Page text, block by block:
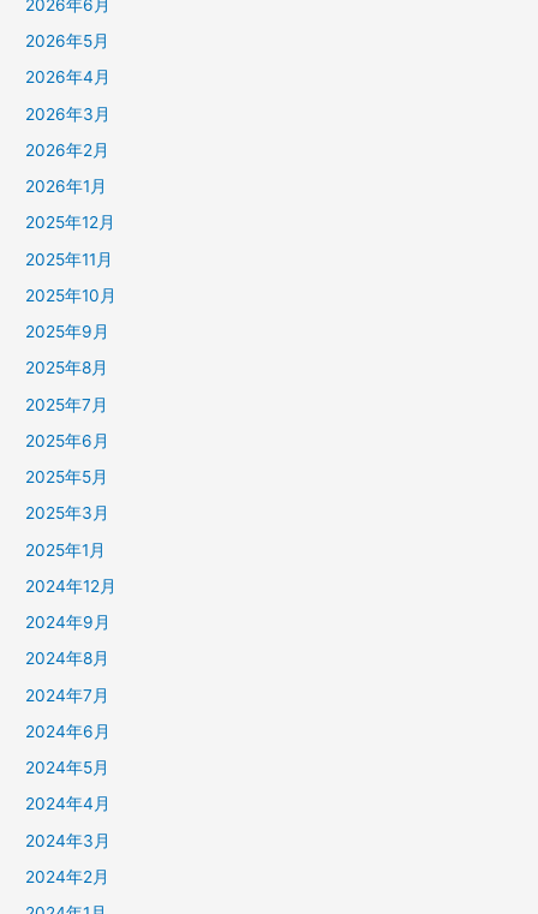
2026年6月
2026年5月
2026年4月
2026年3月
2026年2月
2026年1月
2025年12月
2025年11月
2025年10月
2025年9月
2025年8月
2025年7月
2025年6月
2025年5月
2025年3月
2025年1月
2024年12月
2024年9月
2024年8月
2024年7月
2024年6月
2024年5月
2024年4月
2024年3月
2024年2月